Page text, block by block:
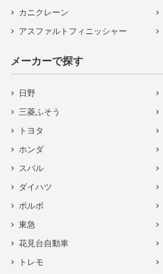
カニクレーン
アスファルトフィニッシャー
メーカーで探す
日野
三菱ふそう
トヨタ
ホンダ
スバル
ダイハツ
ボルボ
東急
花見台自動車
トレモ